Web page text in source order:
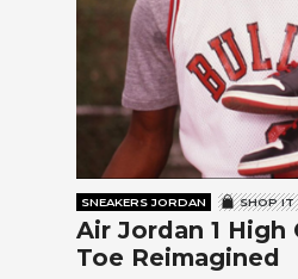
SNEAKERS JORDAN SHOP IT
Air Jordan 1 High
Toe Reimagined